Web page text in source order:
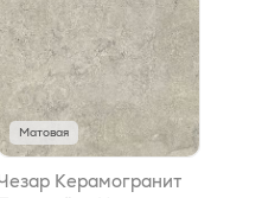
Матовая
Керамогранит